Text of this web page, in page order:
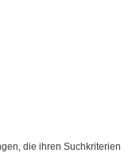
die ihren Suchkriterien